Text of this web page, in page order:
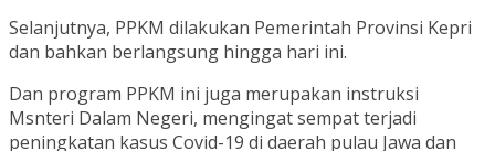
Selanjutnya, PPKM dilakukan Pemerintah Provinsi Kepri
dan bahkan berlangsung hingga hari ini.
Dan program PPKM ini juga merupakan instruksi
Msnteri Dalam Negeri, mengingat sempat terjadi
peningkatan kasus Covid-19 di daerah pulau Jawa dan